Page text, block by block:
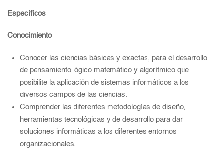
Específicos
Conocimiento
Conocer las ciencias básicas y exactas, para el desarrollo
de pensamiento lógico matemático y algorítmico que
posibilite la aplicación de sistemas informáticos a los
diversos campos de las ciencias.
Comprender las diferentes metodologías de diseño,
herramientas tecnológicas y de desarrollo para dar
soluciones informáticas a los diferentes entornos
organizacionales.